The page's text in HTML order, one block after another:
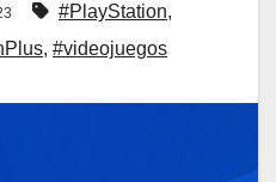
#PlayStation,
, #videojuegos